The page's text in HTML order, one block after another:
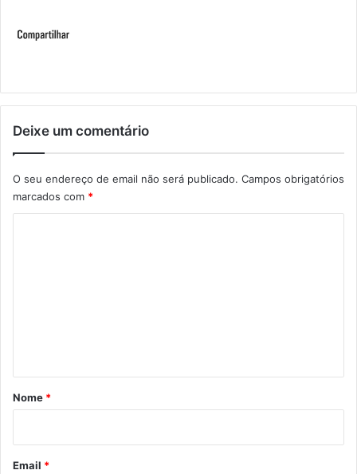
Deixe um comentário
O seu endereço de email não será publicado. Campos obrigatórios
marcados com *
r
*
Nome *
Email *